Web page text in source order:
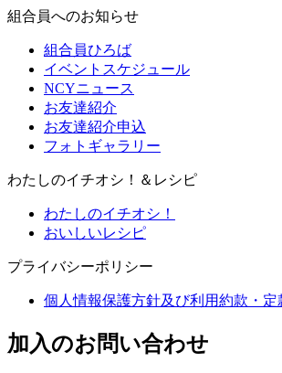
組合員へのお知らせ
組合員ひろば
イベントスケジュール
NCYニュース
お友達紹介
お友達紹介申込
フォトギャラリー
わたしのイチオシ！＆レシピ
わたしのイチオシ！
おいしいレシピ
プライバシーポリシー
個人情報保護方針及び利用約款・定
加入のお問い合わせ